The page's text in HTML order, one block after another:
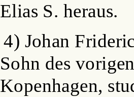
Elias S. heraus.
4) Johan
Sohn des
Kopenhagen,